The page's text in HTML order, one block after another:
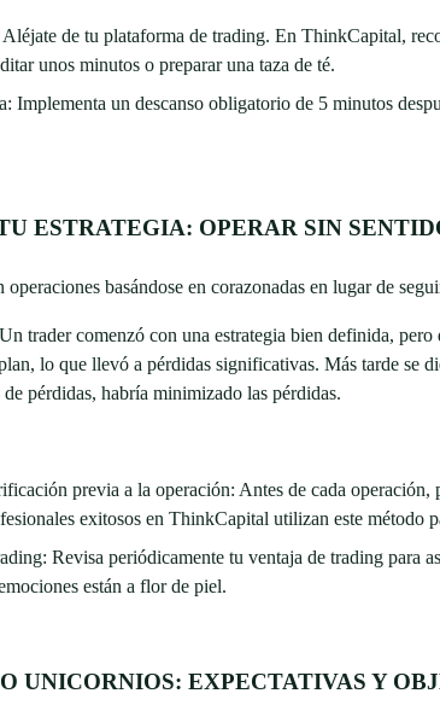
Aléjate de tu plataforma de trading. En ThinkCapital,
unos minutos o preparar una taza de té.
Implementa un descanso obligatorio de 5 minutos
ESTRATEGIA: OPERAR SIN
operaciones basándose en corazonadas en lugar de
trader comenzó con una estrategia bien definida, pero
lo que llevó a pérdidas significativas. Más tarde se
pérdidas, habría minimizado las pérdidas.
previa a la operación: Antes de cada
exitosos en ThinkCapital utilizan este método
Revisa periódicamente tu ventaja de trading para
están a flor de piel.
UNICORNIOS: EXPECTATIVAS Y